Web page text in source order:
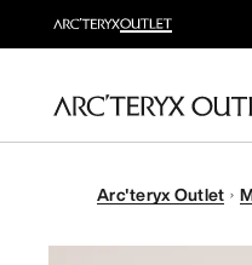
Arc'teryx Outlet